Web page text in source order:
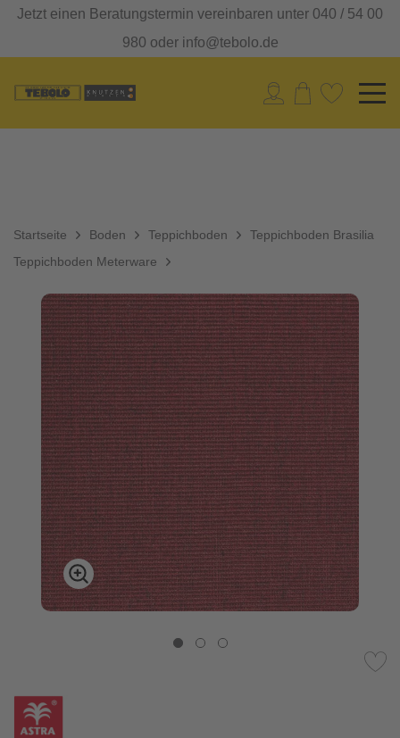
Jetzt einen Beratungstermin vereinbaren unter 040 / 54 00
980 oder info@tebolo.de
Startseite Boden
Teppichboden
Teppichboden Meterware
Teppichboden Brasilia